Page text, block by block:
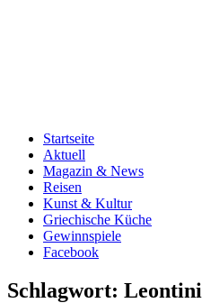
Startseite
Aktuell
Magazin & News
Reisen
Kunst & Kultur
Griechische Küche
Gewinnspiele
Facebook
Schlagwort: Leontini